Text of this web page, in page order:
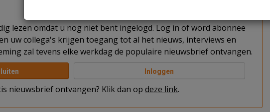
lezen omdat u nog niet bent ingelogd. Log in of word abonnee
uw collega's krijgen toegang tot al het nieuws, interviews en
zal tevens elke werkdag de populaire nieuwsbrief ontvangen.
Inloggen
nieuwsbrief ontvangen? Klik dan op deze link.